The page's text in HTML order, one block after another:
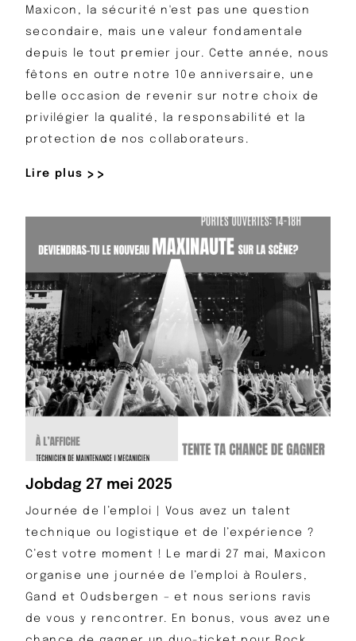
Maxicon, la sécurité n'est pas une question
secondaire, mais une valeur fondamentale
depuis le tout premier jour. Cette année, nous
fêtons en outre notre 10e anniversaire, une
belle occasion de revenir sur notre choix de
privilégier la qualité, la responsabilité et la
protection de nos collaborateurs.
Lire plus
Jobdag 27 mei 2025
Journée de l’emploi | Vous avez un talent
technique ou logistique et de l’expérience ?
C’est votre moment ! Le mardi 27 mai, Maxicon
organise une journée de l’emploi à Roulers,
Gand et Oudsbergen – et nous serions ravis
de vous y rencontrer. En bonus, vous avez une